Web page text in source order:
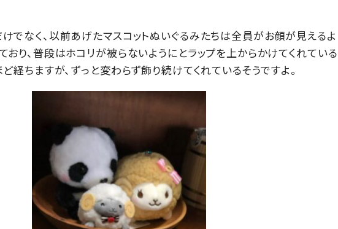
でなく、以前あげたマスコットぬいぐるみたちは全員がお顔が見えるよ
おり、普段はホコリが被らないようにとラップを上からかけてくれている
経ちますが、ずっと変わらず飾り続けてくれているそうですよ。